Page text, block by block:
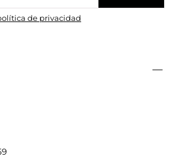
de privacidad